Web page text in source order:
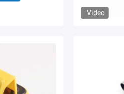
Video